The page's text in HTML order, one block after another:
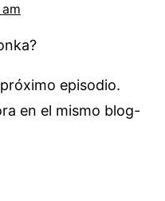
episodio.
en el mismo blog-